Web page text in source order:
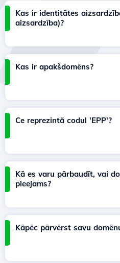
Kas ir identitātes
aizsardzība)?
Kas ir apakšdomēns?
Ce reprezintă codul 'EPP'?
Kā es varu pārbaudīt, vai
pieejams?
Kāpēc pārvērst savu